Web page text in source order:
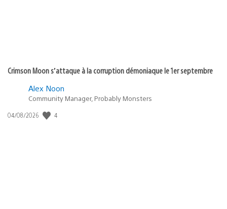
Crimson Moon s’attaque à la corruption démoniaque le 1er septembre
Alex Noon
Community Manager, Probably Monsters
Date
04/08/2026 4